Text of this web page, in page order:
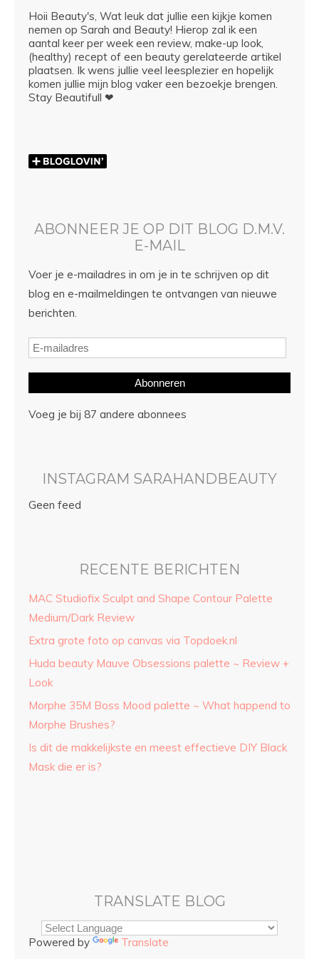
Hoii Beauty's, Wat leuk dat jullie een kijkje komen
nemen op Sarah and Beauty! Hierop zal ik een
aantal keer per week een review, make-up look,
(healthy) recept of een beauty gerelateerde artikel
plaatsen. Ik wens jullie veel leesplezier en hopelijk
komen jullie mijn blog vaker een bezoekje brengen.
Stay Beautifull ❤
ABONNEER JE OP DIT BLOG D.M.V.
E-MAIL
Voer je e-mailadres in om je in te schrijven op dit
blog en e-mailmeldingen te ontvangen van nieuwe
berichten.
Abonneren
Voeg je bij 87 andere abonnees
INSTAGRAM SARAHANDBEAUTY
Geen feed
RECENTE BERICHTEN
MAC Studiofix Sculpt and Shape Contour Palette
Medium/Dark Review
Extra grote foto op canvas via Topdoek.nl
Huda beauty Mauve Obsessions palette ~ Review +
Look
Morphe 35M Boss Mood palette ~ What happend to
Morphe Brushes?
Is dit de makkelijkste en meest effectieve DIY Black
Mask die er is?
TRANSLATE BLOG
Powered by Translate